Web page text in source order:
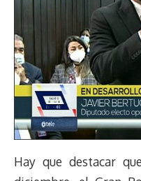
Hay que destacar